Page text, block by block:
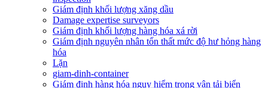
Giám định khối lượng xăng dầu
Damage expertise surveyors
Giám định khối lượng hàng hóa xá rời
Giám định nguyên nhân tổn thất mức độ hư hỏng hàng
hóa
Lặn
giam-dinh-container
Giám định hàng hóa nguy hiểm trong vận tải biển